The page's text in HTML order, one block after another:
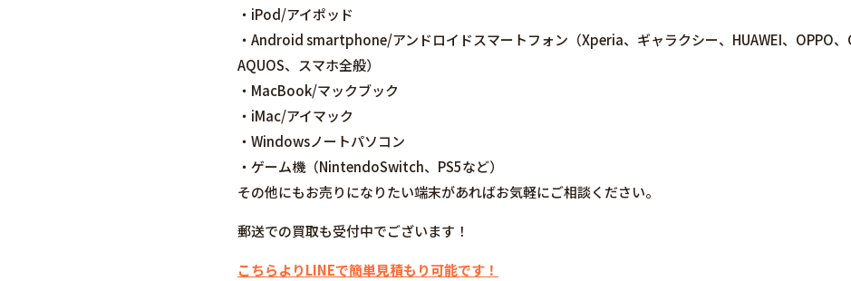
・iPod/アイポッド
・Android smartphone/アンドロイドスマートフォン（Xperia、ギャラクシー、HUAWEI、OPPO、
AQUOS、スマホ全般）
・MacBook/マックブック
・iMac/アイマック
・Windowsノートパソコン
・ゲーム機（NintendoSwitch、PS5など）
その他にもお売りになりたい端末があればお気軽にご相談ください。
郵送での買取も受付中でございます！
こちらよりLINEで簡単見積もり可能です！